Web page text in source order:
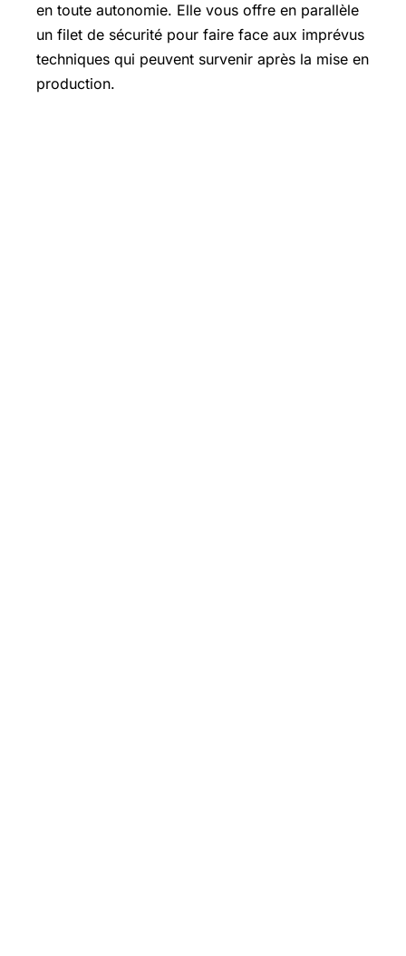
en toute autonomie. Elle vous offre en parallèle
un filet de sécurité pour faire face aux imprévus
techniques qui peuvent survenir après la mise en
production.